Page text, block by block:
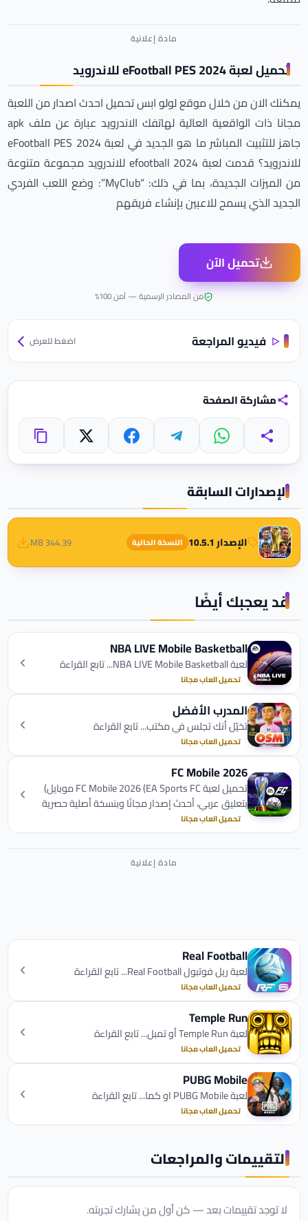
تحميل لعبة eFootball PES 2024 للاندرويد
يمكنك الان من خلال موقع لولو ابس تحميل احدث اصدار من اللعبة
مجانا ذات الواقعية العالية لهاتفك الاندرويد عبارة عن ملف apk
جاهز للتثبيت المباشر ما هو الجديد في لعبة eFootball PES 2024
للاندرويد؟ قدمت لعبة 2024 efootball للاندرويد مجموعة متنوعة
من الميزات الجديدة، بما في ذلك: “MyClub”: وضع اللعب الفردي
الجديد الذي يسمح للاعبين بإنشاء فريقهم
تحميل الآن
من المصادر الرسمية — آمن 100%
فيديو المراجعة اضغط للعرض
مشاركة الصفحة
مشاركة واتساب تيليجرام فيسبوك X نسخ
الإصدارات السابقة
الإصدار 10.5.1 النسخة الحالية 344.39 MB
قد يعجبك أيضًا
NBA LIVE Mobile Basketball
لعبة NBA LIVE Mobile Basketball... تابع القراءة
تحميل العاب مجانا
المدرب الأفضل
تخيّل أنك تجلس في مكتب... تابع القراءة
تحميل العاب مجانا
FC Mobile 2026
تحميل لعبة FC Mobile 2026 (EA Sports FC موبايل)
بتعليق عربي، أحدث إصدار مجانًا وبنسخة أصلية حصرية
من موقع لولو ابس.
تحميل العاب مجانا
Real Football
لعبة ريل فوتبول Real Football... تابع القراءة
تحميل العاب مجانا
Temple Run
لعبة Temple Run أو تمبل... تابع القراءة
تحميل العاب مجانا
PUBG Mobile
لعبة PUBG Mobile او كما... تابع القراءة
تحميل العاب مجانا
التقييمات والمراجعات
لا توجد تقييمات بعد — كن أول من يشارك تجربته.